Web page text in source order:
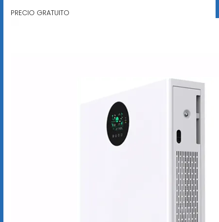
PRECIO GRATUITO